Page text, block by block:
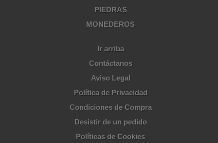
PIEDRAS
MONEDEROS
Ir arriba
Contáctanos
Aviso Legal
Política de Privacidad
Condiciones de Compra
Desistir de un pedido
Políticas de Cookies